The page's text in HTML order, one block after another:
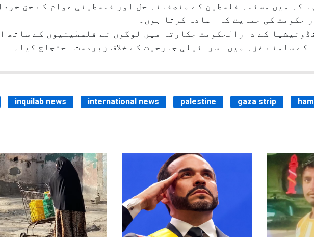
کہ میں مسئلہ فلسطین کے منصفانہ حل اور فلسطینی عوام کے حق
حکومت کی حمایت کا اعادہ کرتا ہوں۔
کے دارالحکومت جکارتا میں لوگوں نے فلسطینیوں کے ساتھ
کے سامنے غزہ میں اسرائیلی جارحیت کے خلاف زبردست احتجاج کیا۔
inquilab news international news palestine gaza strip